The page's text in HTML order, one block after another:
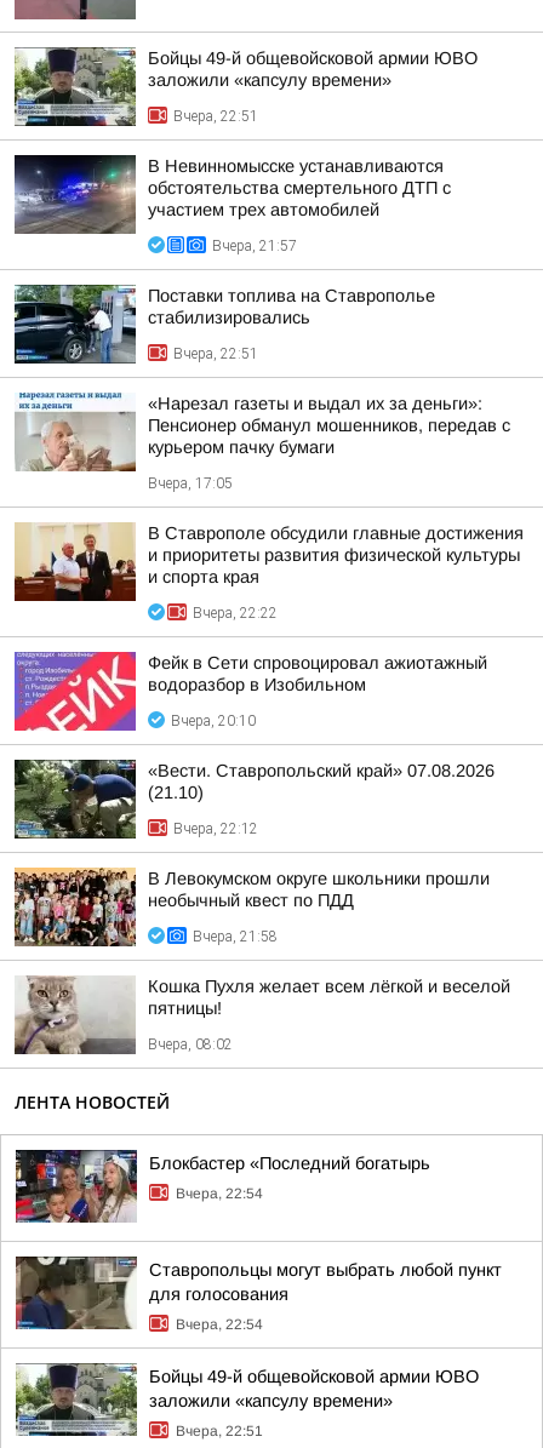
Бойцы 49-й общевойсковой армии ЮВО
заложили «капсулу времени»
Вчера, 22:51
В Невинномысске устанавливаются
обстоятельства смертельного ДТП с
участием трех автомобилей
Вчера, 21:57
Поставки топлива на Ставрополье
стабилизировались
Вчера, 22:51
«Нарезал газеты и выдал их за деньги»:
Пенсионер обманул мошенников, передав с
курьером пачку бумаги
Вчера, 17:05
В Ставрополе обсудили главные достижения
и приоритеты развития физической культуры
и спорта края
Вчера, 22:22
Фейк в Сети спровоцировал ажиотажный
водоразбор в Изобильном
Вчера, 20:10
«Вести. Ставропольский край» 07.08.2026
(21.10)
Вчера, 22:12
В Левокумском округе школьники прошли
необычный квест по ПДД
Вчера, 21:58
Кошка Пухля желает всем лёгкой и веселой
пятницы!
Вчера, 08:02
ЛЕНТА НОВОСТЕЙ
Блокбастер «Последний богатырь
Вчера, 22:54
Ставропольцы могут выбрать любой пункт
для голосования
Вчера, 22:54
Бойцы 49-й общевойсковой армии ЮВО
заложили «капсулу времени»
Вчера, 22:51